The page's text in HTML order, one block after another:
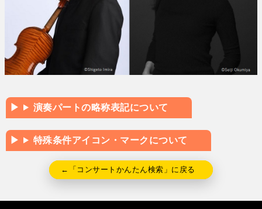
演奏パートの略称表記について
特殊条件アイコン・マークについて
←「コンサートかんたん検索」に戻る